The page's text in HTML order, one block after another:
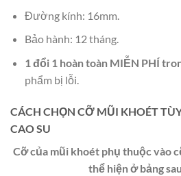
Đường kính: 16mm.
Bảo hành: 12 tháng.
1 đổi 1 hoàn toàn MIỄN PHÍ
phẩm bị lỗi.
CÁCH CHỌN CỠ MŨI KHOÉT
CAO SU
Cỡ của mũi khoét phụ thuộc vào
thể hiện ở bảng